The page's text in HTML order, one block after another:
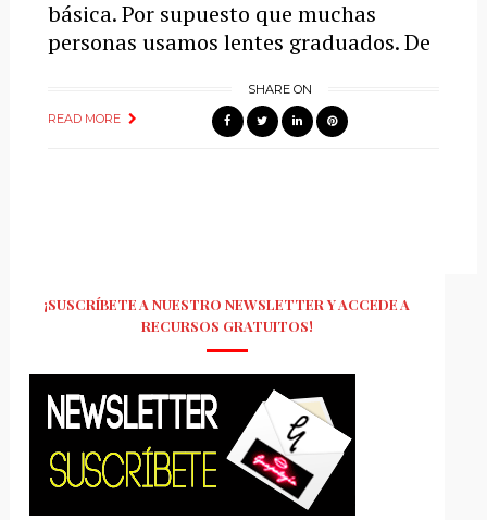
básica. Por supuesto que muchas
personas usamos lentes graduados. De
READ MORE
SHARE ON
¡SUSCRÍBETE A NUESTRO NEWSLETTER Y ACCEDE A
RECURSOS GRATUITOS!